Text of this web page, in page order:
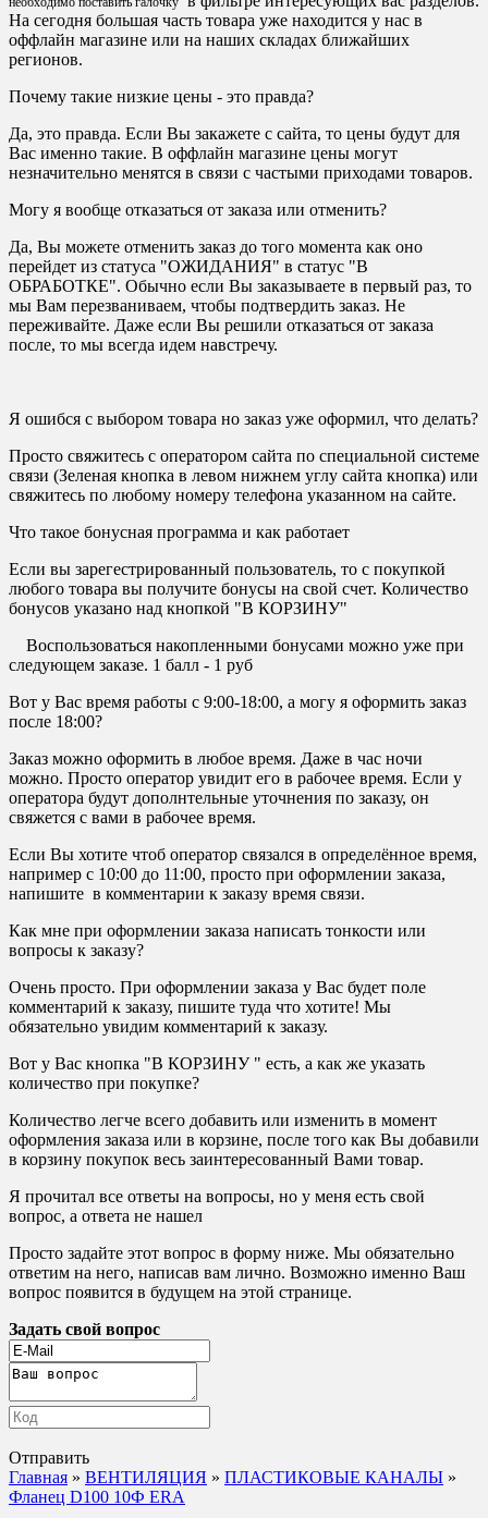
На сегодня большая часть товара уже находится у нас в
оффлайн магазине или на наших складах ближайших
регионов.
Почему такие низкие цены - это правда?
Да, это правда. Если Вы закажете с сайта, то цены будут для
Вас именно такие. В оффлайн магазине цены могут
незначительно менятся в связи с частыми приходами товаров.
Могу я вообще отказаться от заказа или отменить?
Да, Вы можете отменить заказ до того момента как оно
перейдет из статуса "ОЖИДАНИЯ" в статус "В
ОБРАБОТКЕ". Обычно если Вы заказываете в первый раз, то
мы Вам перезваниваем, чтобы подтвердить заказ. Не
переживайте. Даже если Вы решили отказаться от заказа
после, то мы всегда идем навстречу.
Я ошибся с выбором товара но заказ уже оформил, что делать?
Просто свяжитесь с оператором сайта по специальной системе
связи (Зеленая кнопка в левом нижнем углу сайта кнопка) или
свяжитесь по любому номеру телефона указанном на сайте.
Что такое бонусная программа и как работает
Если вы зарегестрированный пользователь, то с покупкой
любого товара вы получите бонусы на свой счет. Количество
бонусов указано над кнопкой "В КОРЗИНУ"
Воспользоваться накопленными бонусами можно уже при
следующем заказе. 1 балл - 1 руб
Вот у Вас время работы с 9:00-18:00, а могу я оформить заказ
после 18:00?
Заказ можно оформить в любое время. Даже в час ночи
можно. Просто оператор увидит его в рабочее время. Если у
оператора будут дополнтельные уточнения по заказу, он
свяжется с вами в рабочее время.
Если Вы хотите чтоб оператор связался в определённое время,
например с 10:00 до 11:00, просто при оформлении заказа,
напишите в комментарии к заказу время связи.
Как мне при оформлении заказа написать тонкости или
вопросы к заказу?
Очень просто. При оформлении заказа у Вас будет поле
комментарий к заказу, пишите туда что хотите! Мы
обязательно увидим комментарий к заказу.
Вот у Вас кнопка "В КОРЗИНУ " есть, а как же указать
количество при покупке?
Количество легче всего добавить или изменить в момент
оформления заказа или в корзине, после того как Вы добавили
в корзину покупок весь заинтересованный Вами товар.
Я прочитал все ответы на вопросы, но у меня есть свой
вопрос, а ответа не нашел
Просто задайте этот вопрос в форму ниже. Мы обязательно
ответим на него, написав вам лично. Возможно именно Ваш
вопрос появится в будущем на этой странице.
Задать свой вопрос
Отправить
Главная » ВЕНТИЛЯЦИЯ » ПЛАСТИКОВЫЕ КАНАЛЫ »
Фланец D100 10Ф ERA